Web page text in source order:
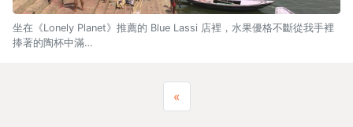
坐在《Lonely Planet》推薦的 Blue Lassi 店裡，水果優格不斷從我手裡
捧著的陶杯中滿…
«Previous